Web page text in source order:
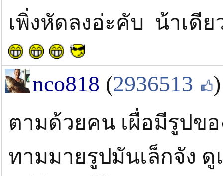
เพิ่งหัดลงอ่ะคับ น้าเดี
nco818 (2936513 )
ตามด้วยคน เผื่อมีรูปข
ทามมายรูปมันเล็กจัง